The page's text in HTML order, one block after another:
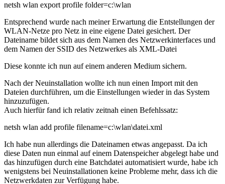
netsh wlan export profile folder=c:\wlan
Entsprechend wurde nach meiner Erwartung die Entstellungen der
WLAN-Netze pro Netz in eine eigene Datei gesichert. Der
Dateiname bildet sich aus dem Namen des Netzwerkinterfaces und
dem Namen der SSID des Netzwerkes als XML-Datei
Diese konnte ich nun auf einem anderen Medium sichern.
Nach der Neuinstallation wollte ich nun einen Import mit den
Dateien durchführen, um die Einstellungen wieder in das System
hinzuzufügen.
Auch hierfür fand ich relativ zeitnah einen Befehlssatz:
netsh wlan add profile filename=c:\wlan\datei.xml
Ich habe nun allerdings die Dateinamen etwas angepasst. Da ich
diese Daten nun einmal auf einem Datenspeicher abgelegt habe und
das hinzufügen durch eine Batchdatei automatisiert wurde, habe ich
wenigstens bei Neuinstallationen keine Probleme mehr, dass ich die
Netzwerkdaten zur Verfügung habe.